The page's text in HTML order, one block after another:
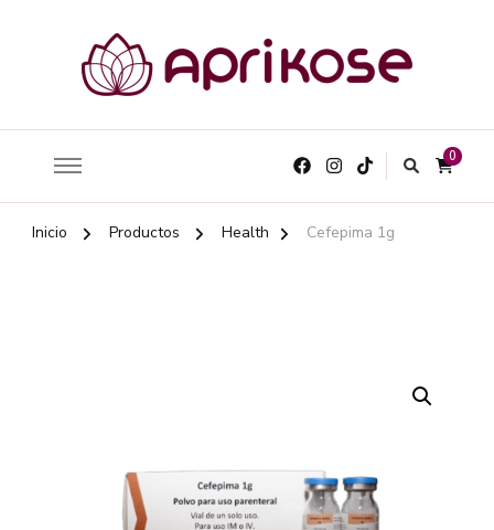
0
Inicio Productos Health Cefepima 1g